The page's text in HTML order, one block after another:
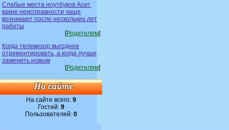
Слабые места ноутбуков Acer:
какие неисправности чаще
возникают после нескольких лет
работы
[Родителям]
Когда телевизор выгоднее
отремонтировать, а когда лучше
заменить новым
[Родителям]
На сайте всего: 9
Гостей: 9
Пользователей: 0